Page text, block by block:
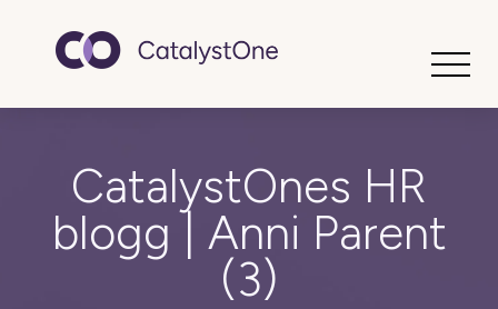
CatalystOnes HR
blogg | Anni Parent
(3)